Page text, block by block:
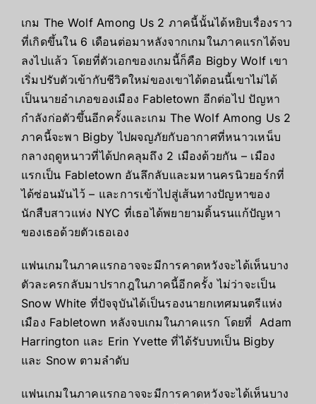
เกม The Wolf Among Us 2 ภาคนี้นั้นได้หยิบเรื่องราว
ที่เกิดขึ้นใน 6 เดือนต่อมาหลังจากเกมในภาคแรกได้จบ
ลงไปแล้ว โดยที่ตัวเอกของเกมนี้ก็คือ Bigby Wolf เขา
เริ่มปรับตัวเข้ากับชีวิตใหม่ของเขาได้ตอนนี้เขาไม่ได้
เป็นนายอำเภอของเมือง Fabletown อีกต่อไป ปัญหา
กำลังก่อตัวขึ้นอีกครั้งและเกมThe Wolf Among Us 2
ภาคนี้จะพา Bigbyไปผจญภัยกับอากาศที่หนาวเหน็บ
กลางฤดูหนาวที่ได้ปกคลุมถึง 2 เมืองด้วยกัน – เมือง
แรกเป็น Fabletown อันลึกลับและมหานครนิวยอร์กที่
ได้ซ่อนมันไว้ – และการเข้าไปสู่เส้นทางปัญหาของ
นักสืบสาวแห่ง NYC ที่เธอได้พยายามดิ้นรนแก้ปัญหา
ของเธอด้วยตัวเธอเอง
แฟนเกมในภาคแรกอาจจะมีการคาดหวังจะได้เห็นบาง
ตัวละครกลับมาปรากฎในภาคนี้อีกครั้ง ไม่ว่าจะเป็น
Snow White ที่ปัจจุบันได้เป็นรองนายกเทศมนตรีแห่ง
เมือง Fabletown หลังจบเกมในภาคแรก โดยที่ Adam
Harrington และ Erin Yvetteที่ได้รับบทเป็น Bigby
และ Snow ตามลำดับ
แฟนเกมในภาคแรกอาจจะมีการคาดหวังจะได้เห็นบาง